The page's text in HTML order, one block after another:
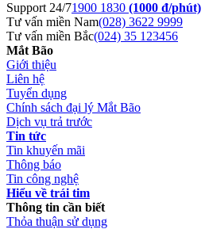
Support 24/71900 1830 (1000 đ/phút)
Tư vấn miền Nam(028) 3622 9999
Tư vấn miền Bắc(024) 35 123456
Mắt Bão
Giới thiệu
Liên hệ
Tuyển dụng
Chính sách đại lý Mắt Bão
Dịch vụ trả trước
Tin tức
Tin khuyến mãi
Thông báo
Tin công nghệ
Hiểu về trái tim
Thông tin cần biết
Thỏa thuận sử dụng